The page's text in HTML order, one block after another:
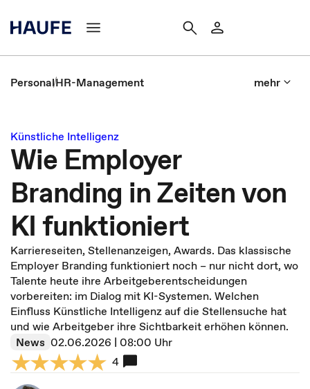
PersonalHR-Management mehr
Künstliche Intelligenz
Wie Employer
Branding in Zeiten von
KI funktioniert
Karriereseiten, Stellenanzeigen, Awards. Das klassische
Employer Branding funktioniert noch – nur nicht dort, wo
Talente heute ihre Arbeitgeberentscheidungen
vorbereiten: im Dialog mit KI-Systemen. Welchen
Einfluss Künstliche Intelligenz auf die Stellensuche hat
und wie Arbeitgeber ihre Sichtbarkeit erhöhen können.
News 02.06.2026 | 08:00 Uhr
4